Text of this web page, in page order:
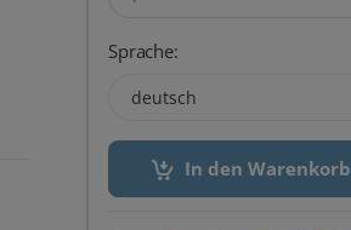
Sprache:
deutsch
In den Warenkorb